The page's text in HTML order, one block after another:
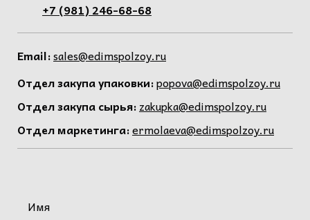
+7 (981) 246-68-68
Email:sales@edimspolzoy.ru
Отдел закупа упаковки:popova@edimspolzoy.ru
Отдел закупа сырья:zakupka@edimspolzoy.ru
Отдел маркетинга:ermolaeva@edimspolzoy.ru
Имя